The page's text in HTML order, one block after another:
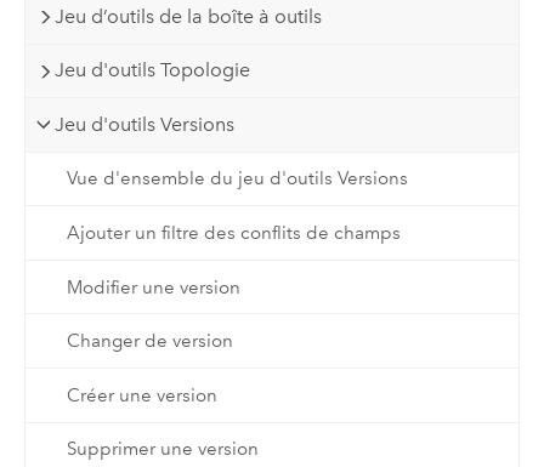
Jeu d’outils de la boîte à outils
Jeu d'outils Topologie
Jeu d'outils Versions
Vue d'ensemble du jeu d'outils Versions
Ajouter un filtre des conflits de champs
Modifier une version
Changer de version
Créer une version
Supprimer une version